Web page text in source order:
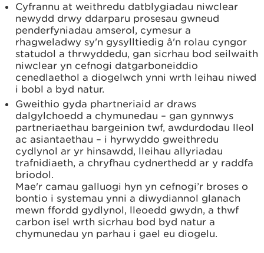
Cyfrannu at weithredu datblygiadau niwclear
newydd drwy ddarparu prosesau gwneud
penderfyniadau amserol, cymesur a
rhagweladwy sy'n gysylltiedig â'n rolau cyngor
statudol a thrwyddedu, gan sicrhau bod seilwaith
niwclear yn cefnogi datgarboneiddio
cenedlaethol a diogelwch ynni wrth leihau niwed
i bobl a byd natur.
Gweithio gyda phartneriaid ar draws
dalgylchoedd a chymunedau – gan gynnwys
partneriaethau bargeinion twf, awdurdodau lleol
ac asiantaethau – i hyrwyddo gweithredu
cydlynol ar yr hinsawdd, lleihau allyriadau
trafnidiaeth, a chryfhau cydnerthedd ar y raddfa
briodol.
Mae'r camau galluogi hyn yn cefnogi’r broses o
bontio i systemau ynni a diwydiannol glanach
mewn ffordd gydlynol, lleoedd gwydn, a thwf
carbon isel wrth sicrhau bod byd natur a
chymunedau yn parhau i gael eu diogelu.